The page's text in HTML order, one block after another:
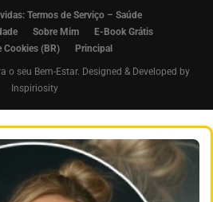
Termos de Serviço – Saúde
Sobre Mim
E-Book Grátis
Cookies (BR)
Principal
o seu Bem-Estar. Designed & Developed by
Inspiriosity